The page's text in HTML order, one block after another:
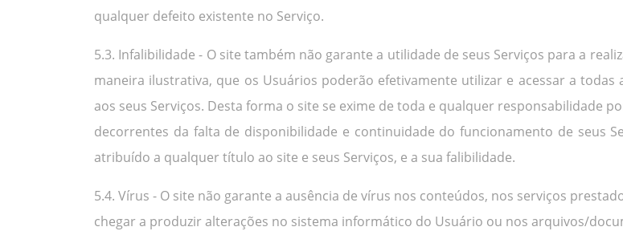
qualquer defeito existente no Serviço.
5.3. Infalibilidade - O site também não garante a utilidade de seus Serviços para a
maneira ilustrativa, que os Usuários poderão efetivamente utilizar e acessar a
aos seus Serviços. Desta forma o site se exime de toda e qualquer responsabilidade
decorrentes da falta de disponibilidade e continuidade do funcionamento de seus
atribuído a qualquer título ao site e seus Serviços, e a sua falibilidade.
5.4. Vírus - O site não garante a ausência de vírus nos conteúdos, nos serviços
chegar a produzir alterações no sistema informático do Usuário ou nos arquivos/